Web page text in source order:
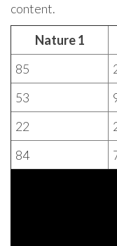
content.
Nature 1
85
53
22
84